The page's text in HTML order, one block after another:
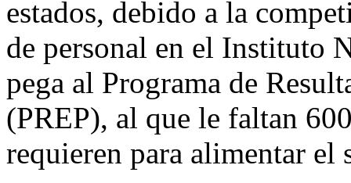
estados, debido a la
de personal en el Instituto
pega al Programa de
(PREP), al que le faltan
requieren para alimentar el